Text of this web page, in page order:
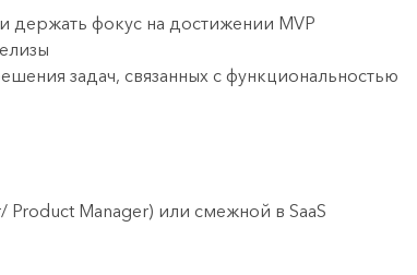
держать фокус на достижении MVP
задач, связанных с функциональностью
Manager) или смежной в SaaS